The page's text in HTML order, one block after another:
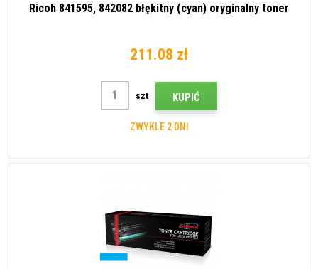
Ricoh 841595, 842082 błękitny (cyan) oryginalny toner
211.08 zł
szt KUPIĆ
ZWYKLE 2 DNI